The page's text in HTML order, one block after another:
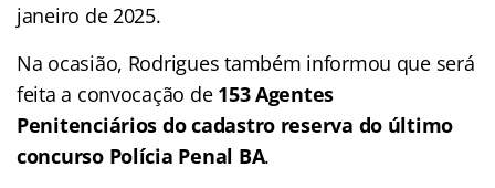
janeiro de 2025.
Na ocasião, Rodrigues também informou que será
feita a convocação de 153 Agentes
Penitenciários do cadastro reserva do último
concurso Polícia Penal BA.